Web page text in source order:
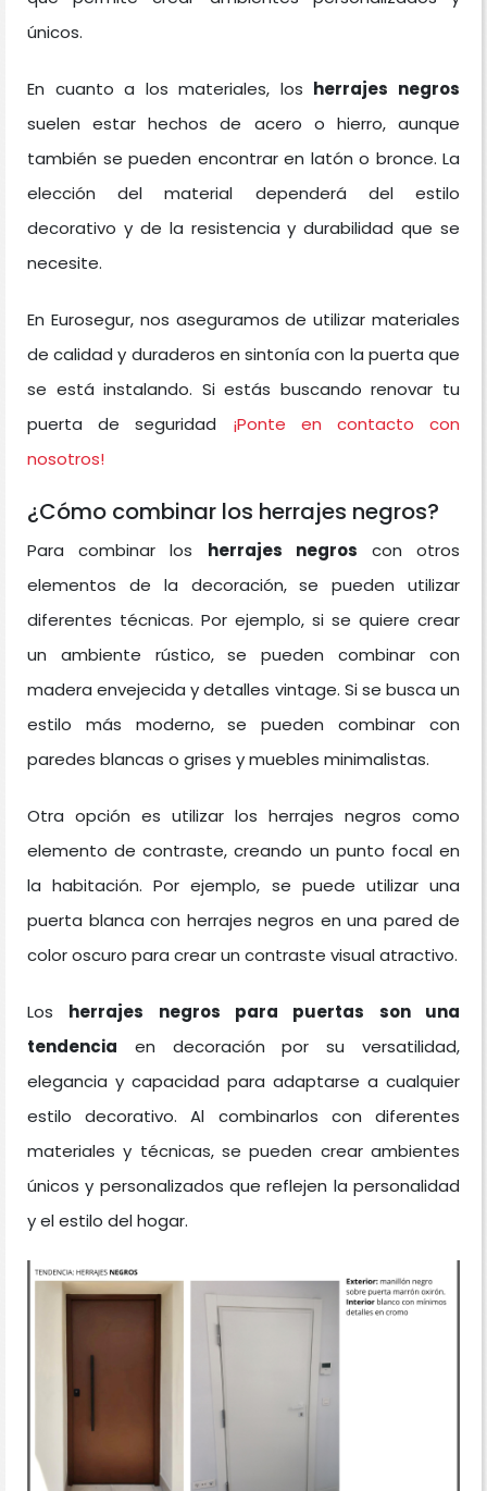
únicos.
En cuanto a los materiales, los herrajes negros
suelen estar hechos de acero o hierro, aunque
también se pueden encontrar en latón o bronce. La
elección del material dependerá del estilo
decorativo y de la resistencia y durabilidad que se
necesite.
En Eurosegur, nos aseguramos de utilizar materiales
de calidad y duraderos en sintonía con la puerta que
se está instalando. Si estás buscando renovar tu
puerta de seguridad ¡Ponte en contacto con
nosotros!
¿Cómo combinar los herrajes negros?
Para combinar los herrajes negros con otros
elementos de la decoración, se pueden utilizar
diferentes técnicas. Por ejemplo, si se quiere crear
un ambiente rústico, se pueden combinar con
madera envejecida y detalles vintage. Si se busca un
estilo más moderno, se pueden combinar con
paredes blancas o grises y muebles minimalistas.
Otra opción es utilizar los herrajes negros como
elemento de contraste, creando un punto focal en
la habitación. Por ejemplo, se puede utilizar una
puerta blanca con herrajes negros en una pared de
color oscuro para crear un contraste visual atractivo.
Los herrajes negros para puertas son una
tendencia en decoración por su versatilidad,
elegancia y capacidad para adaptarse a cualquier
estilo decorativo. Al combinarlos con diferentes
materiales y técnicas, se pueden crear ambientes
únicos y personalizados que reflejen la personalidad
y el estilo del hogar.